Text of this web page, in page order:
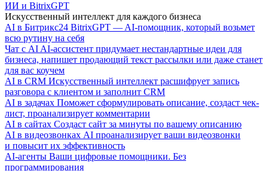
ИИ и BitrixGPT
Искусственный интеллект для каждого бизнеса
AI в Битрикс24 BitrixGPT — AI-помощник, который возьмет
всю рутину на себя
Чат с AI AI-ассистент придумает нестандартные идеи для
бизнеса, напишет продающий текст рассылки или даже станет
для вас коучем
AI в CRM Искусственный интеллект расшифрует запись
разговора с клиентом и заполнит CRM
AI в задачах Поможет сформулировать описание, создаст чек-
лист, проанализирует комментарии
AI в сайтах Создаст сайт за минуты по вашему описанию
AI в видеозвонках AI проанализирует ваши видеозвонки
и повысит их эффективность
AI-агенты Ваши цифровые помощники. Без
программирования